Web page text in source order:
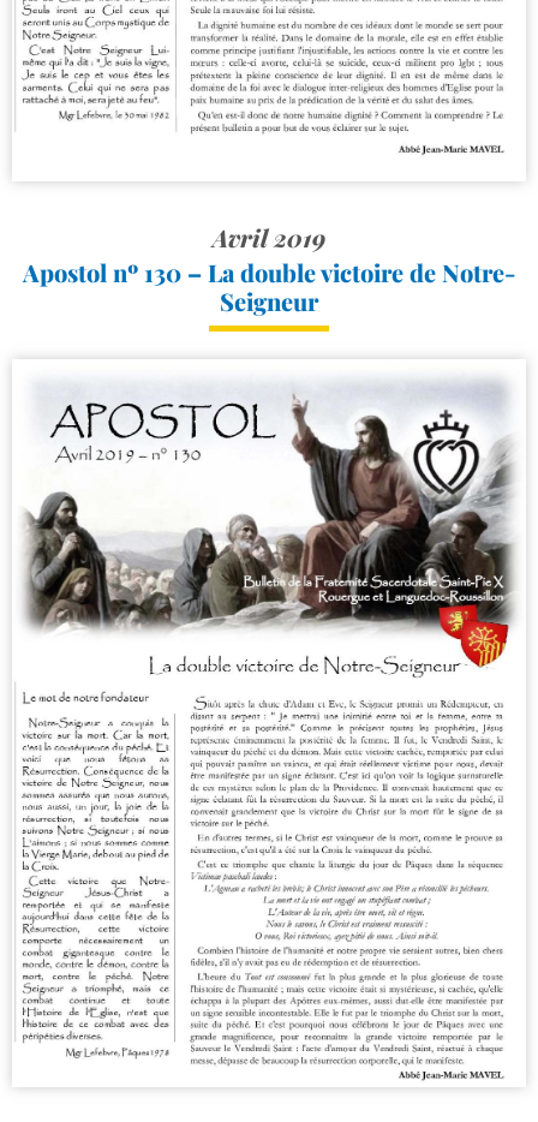
Avril 2019
Apostol nº 130 – La double victoire de Notre-
Seigneur